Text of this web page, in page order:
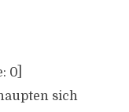
0]
sich